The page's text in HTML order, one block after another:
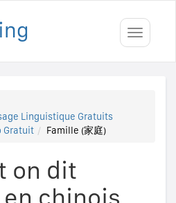
Toggle
Linguistique Gratuits
Gratuit
Famille (家庭)
on dit